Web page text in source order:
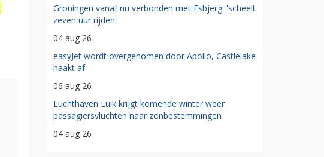
Groningen vanaf nu verbonden met Esbjerg: 'scheelt
zeven uur rijden'
04 aug 26
easyJet wordt overgenomen door Apollo, Castlelake
haakt af
06 aug 26
Luchthaven Luik krijgt komende winter weer
passagiersvluchten naar zonbestemmingen
04 aug 26